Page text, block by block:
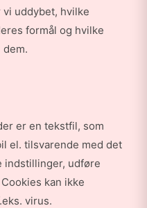
uddybet, hvilke
formål og hvilke
er en tekstfil, som
el. tilsvarende med det
indstillinger, udføre
kan ikke
virus.